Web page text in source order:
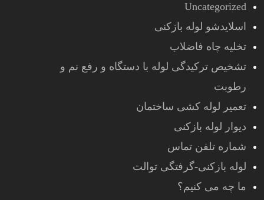
Uncategorized
اسلایدشو لوله بازکنی
تخلیه چاه فاضلاب
تشخیص ترکیدگی لوله با دستگاه و رفع نم و
رطوبت
تعمیر لوله کشی ساختمان
دیوار لوله بازکنی
شماره تلفن تماس
لوله بازکنی-گرفتگی توالت
ما چه می کنیم؟